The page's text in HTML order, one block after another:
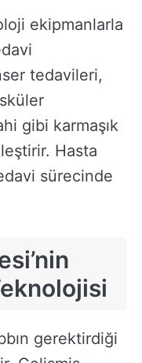
ekipmanlarla
tedavileri,
gibi karmaşık
Hasta
sürecinde
gerektirdiği